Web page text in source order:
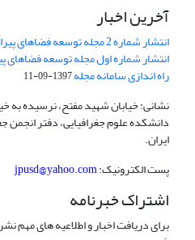
آخرین اخبار
انتشار شماره 2 مجله توسعه فضاهای پیراشهری
انتشار شماره اول مجله توسعه فضاهای
راه اندازی سامانه مجله1397-09-11
نشانی: خیابان شهید مفتح، نرسیده به
دانشکده علوم جغرافیایی، دفتر انجمن
ایران.
پست الکترونیک:jpusd@yahoo.com
اشتراک خبرنامه
برای دریافت اخبار و اطلاعیه های مهم